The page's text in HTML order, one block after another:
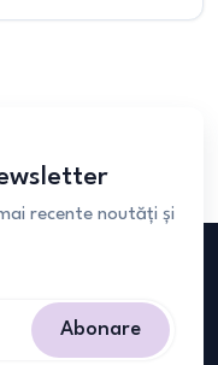
recente noutăți și
Abonare